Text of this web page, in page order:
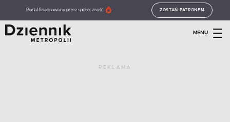
Portal finansowany przez społeczność ZOSTAŃ PATRONEM
MENU
REKLAMA